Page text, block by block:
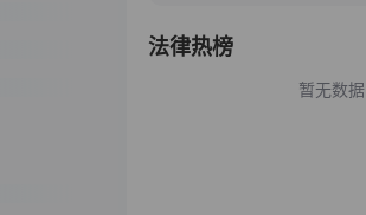
法律热榜
暂无数据